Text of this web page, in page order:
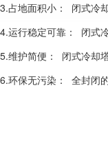
3.占地面积小：  闭式冷
4.运行稳定可靠：  闭式
5.维护简便：  闭式冷却
6.环保无污染：  全封闭